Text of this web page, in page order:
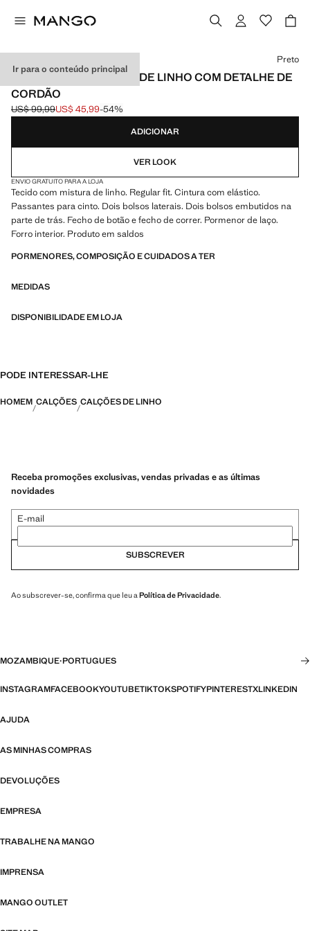
Ir para o conteúdo principal
CALÇÕES DE MISTURA DE LINHO COM DETALHE DE
CORDÃO
Preço inicial riscado [US$ 99,99 ]
US$ 99,99
Preço atual [US$ 45,99 ]
US$ 45,99-54%
Selecione uma cor
Preto
ADICIONAR
VER LOOK
ENVIO GRATUITO PARA A LOJA
Tecido com mistura de linho. Regular fit. Cintura com elástico.
Passantes para cinto. Dois bolsos laterais. Dois bolsos embutidos na
parte de trás. Fecho de botão e fecho de correr. Pormenor de laço.
Forro interior. Produto em saldos
PORMENORES, COMPOSIÇÃO E CUIDADOS A TER
MEDIDAS
DISPONIBILIDADE EM LOJA
PODE INTERESSAR-LHE
HOMEM CALÇÕES CALÇÕES DE LINHO
Receba promoções exclusivas, vendas privadas e as últimas
novidades
E-mail
SUBSCREVER
Ao subscrever-se, confirma que leu a Política de Privacidade.
MOZAMBIQUE·PORTUGUES
INSTAGRAMFACEBOOKYOUTUBETIKTOKSPOTIFYPINTERESTXLINKEDIN
AJUDA
AS MINHAS COMPRAS
DEVOLUÇÕES
EMPRESA
TRABALHE NA MANGO
IMPRENSA
MANGO OUTLET